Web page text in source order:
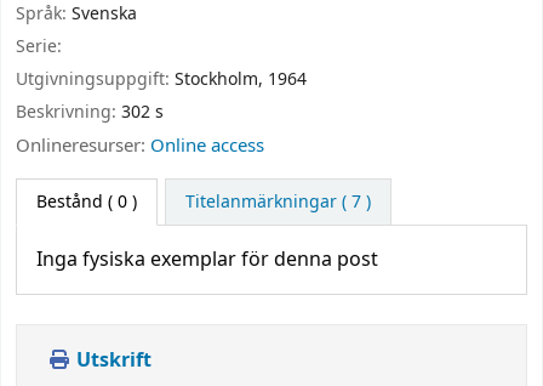
Språk: Svenska
Serie:
Utgivningsuppgift: Stockholm, 1964
Beskrivning: 302 s
Onlineresurser: Online access
Bestånd ( 0 ) Titelanmärkningar ( 7 )
Inga fysiska exemplar för denna post
Utskrift